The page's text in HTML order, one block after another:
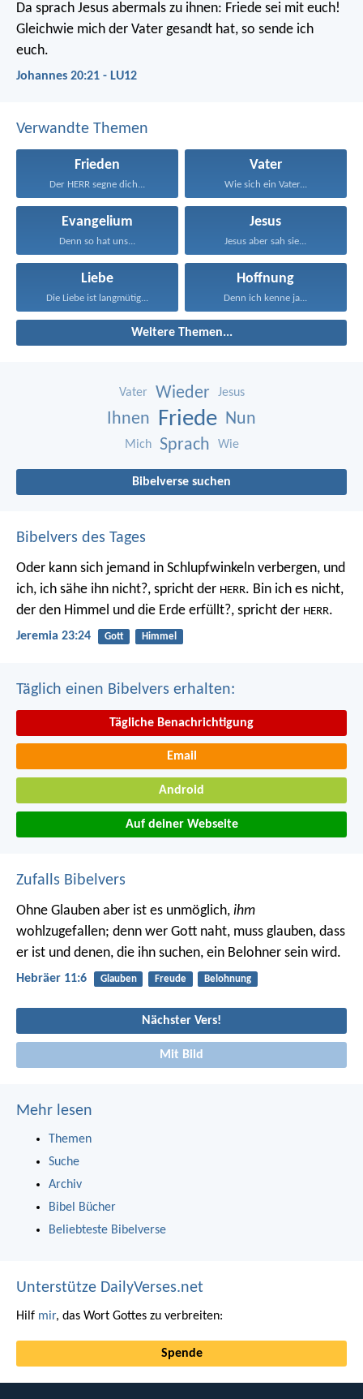
Da sprach Jesus abermals zu ihnen: Friede sei mit euch!
Gleichwie mich der Vater gesandt hat, so sende ich
euch.
Johannes 20:21 - LU12
Verwandte Themen
Frieden
Der HERR segne dich...
Vater
Wie sich ein Vater...
Evangelium
Denn so hat uns...
Jesus
Jesus aber sah sie...
Liebe
Die Liebe ist langmütig...
Hoffnung
Denn ich kenne ja...
Weitere Themen...
Vater Wieder Jesus
Ihnen Friede Nun
Mich Sprach Wie
Bibelverse suchen
Bibelvers des Tages
Oder kann sich jemand in Schlupfwinkeln verbergen, und
ich, ich sähe ihn nicht?, spricht der HERR. Bin ich es nicht,
der den Himmel und die Erde erfüllt?, spricht der HERR.
Jeremia 23:24 Gott Himmel
Täglich einen Bibelvers erhalten:
Tägliche Benachrichtigung
Email
Android
Auf deiner Webseite
Zufalls Bibelvers
Ohne Glauben aber ist es unmöglich, ihm
wohlzugefallen; denn wer Gott naht, muss glauben, dass
er ist und denen, die ihn suchen, ein Belohner sein wird.
Hebräer 11:6 Glauben Freude Belohnung
Nächster Vers!
Mit Bild
Mehr lesen
Themen
Suche
Archiv
Bibel Bücher
Beliebteste Bibelverse
Unterstütze DailyVerses.net
Hilf mir, das Wort Gottes zu verbreiten:
Spende